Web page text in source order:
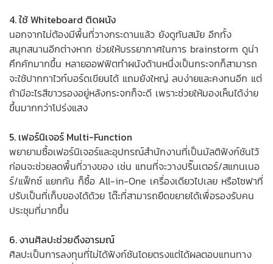
4. ใช้ Whiteboard ติดผนัง
นอกจากไม่ต้องมีพื้นที่วางกระดานแล้ว ยังดูทันสมัย อีกทั้ง
สนุกสนานอีกต่างหาก ช่วยให้บรรยากาศในการ brainstorm ดูน่า
คึกคักมากขึ้น หลายออฟฟิตทำผนังด้านหนึ่งเป็นกระจกก็สามารถ
จะใช้ปากกาไวท์บอร์ดเขียนได้ แถมยังใหญ่ ลบง่ายและคงทนอีก แต่
ถ้ามีอะไรสีขาวรองอยู่หลังกระจกก็จะดี เพราะช่วยให้มองเห็นได้ง่าย
ขึ้นมากกว่าโปร่งแสง
5. เฟอร์นิเจอร์ Multi-Function
พยายามซื้อเฟอร์นิเจอร์และอุปกรณ์สำนักงานที่เป็นมัลติฟังก์ชันไว้
ก่อนจะช่วยลดพื้นที่วางของ เช่น แทนที่จะวางปริ๊นเตอร์/สแกนเนอ
ร์/แฟ็กซ์ แยกกัน ก็ซื้อ All-in-One เครื่องเดียวไปเลย หรือโซฟาที่
ปรับเป็นที่เก็บของได้ด้วย โต๊ะที่สามารถยืดขยายได้เพื่อรองรับคน
ประชุมที่มากขึ้น
6. งานศิลปะช่วยดึงอารมณ์
ศิลปะเป็นการลงทุนที่ไม่ได้ฟังก์ชันโดยตรงแต่ได้ผลตอบแทนทาง